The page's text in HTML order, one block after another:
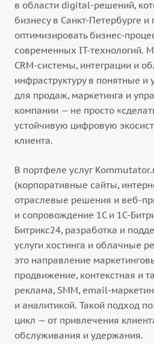
в области digital-решений,
бизнесу в Санкт-Петербурге и
оптимизировать бизнес-
современных IT-технологий.
CRM-системы, интеграции и
инфраструктуру в понятные
для продаж, маркетинга и
компании — не просто
устойчивую цифровую
клиента.
В портфеле услуг
(корпоративные сайты,
отраслевые решения и веб-
и сопровождение 1С и 1С-
Битрикс24, разработка и
услуги хостинга и облачные
это направление
продвижение, контекстная и
реклама, SMM, email-
и аналитикой. Такой подход
цикл — от привлечения
обслуживания и удержания.